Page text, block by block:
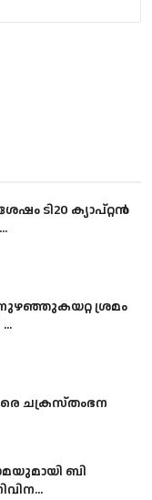
ടി20 ക്യാപ്റ്റൻ
ശ്രമം
ചക്രസ്തംഭന
ബി